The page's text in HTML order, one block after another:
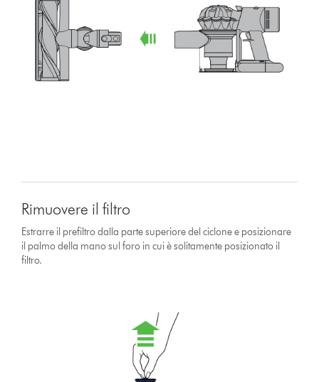
Rimuovere il filtro
Estrarre il prefiltro dalla parte superiore del ciclone e posizionare
il palmo della mano sul foro in cui è solitamente posizionato il
filtro.